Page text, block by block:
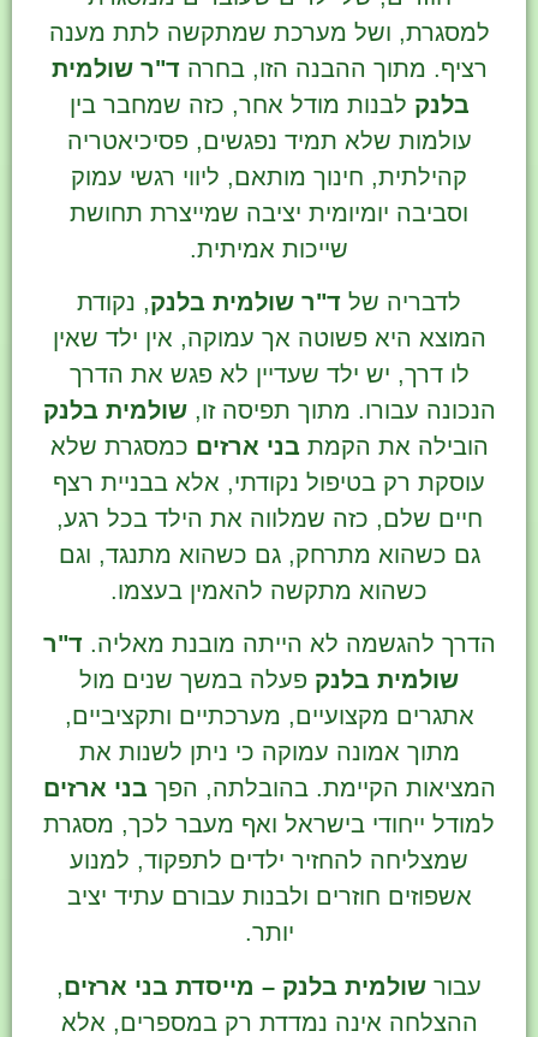
למסגרת, ושל מערכת שמתקשה לתת מענה
רציף. מתוך ההבנה הזו, בחרהד"ר שולמית
בלנק לבנות מודל אחר, כזה שמחבר בין
עולמות שלא תמיד נפגשים, פסיכיאטריה
קהילתית, חינוך מותאם, ליווי רגשי עמוק
וסביבה יומיומית יציבה שמייצרת תחושת
שייכות אמיתית.
לדבריה של ד"ר שולמית בלנק, נקודת
המוצא היא פשוטה אך עמוקה, אין ילד שאין
לו דרך, יש ילד שעדיין לא פגש את הדרך
הנכונה עבורו. מתוך תפיסה זו,שולמית בלנק
הובילה את הקמת בני ארזים כמסגרת שלא
עוסקת רק בטיפול נקודתי, אלא בבניית רצף
חיים שלם, כזה שמלווה את הילד בכל רגע,
גם כשהוא מתרחק, גם כשהוא מתנגד, וגם
כשהוא מתקשה להאמין בעצמו.
הדרך להגשמה לא הייתה מובנת מאליה.ד"ר
שולמית בלנק פעלה במשך שנים מול
אתגרים מקצועיים, מערכתיים ותקציביים,
מתוך אמונה עמוקה כי ניתן לשנות את
המציאות הקיימת. בהובלתה, הפך בני ארזים
למודל ייחודי בישראל ואף מעבר לכך, מסגרת
שמצליחה להחזיר ילדים לתפקוד, למנוע
אשפוזים חוזרים ולבנות עבורם עתיד יציב
יותר.
עבור שולמית בלנק – מייסדת בני ארזים,
ההצלחה אינה נמדדת רק במספרים, אלא